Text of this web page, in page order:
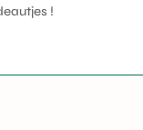
!